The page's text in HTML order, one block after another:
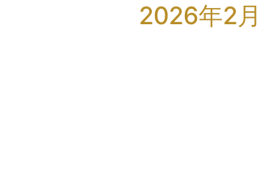
2026年2